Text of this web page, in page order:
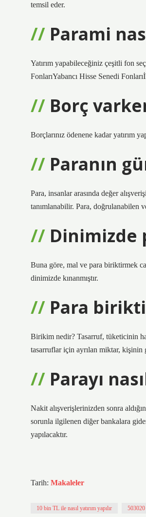
temsil eder.
Parami
Yatırım yapabileceğiniz çeşitli fon
FonlarıYabancı Hisse Senedi
Borç
Borçlarınız ödenene kadar yatırım
Paranın
Para, insanlar arasında değer
tanımlanabilir. Para, doğrulanabilen
Dinimizde
Buna göre, mal ve para biriktirmek
dinimizde kınanmıştır.
Para
Birikim nedir? Tasarruf, tüketicinin
tasarruflar için ayrılan miktar, kişinin
Parayı
Nakit alışverişlerinizden sonra
sorunla ilgilenen diğer bankalara
yapılacaktır.
Tarih: Makaleler
10 bin TL ile nasıl yatırım yapılır 503020